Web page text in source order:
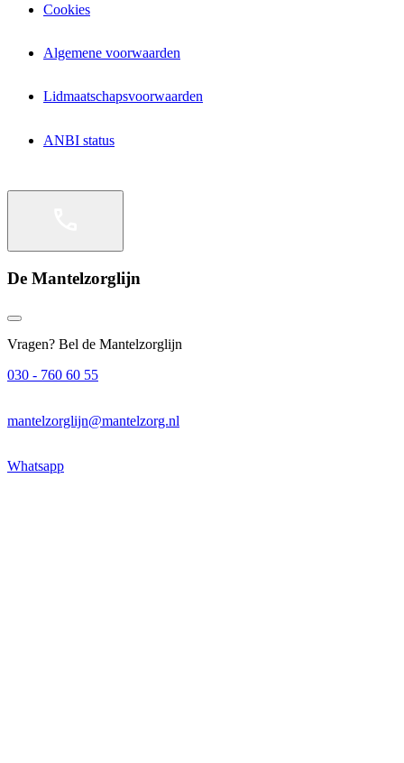
Cookies
Algemene voorwaarden
Lidmaatschapsvoorwaarden
ANBI status
De Mantelzorglijn
Vragen? Bel de Mantelzorglijn
030 - 760 60 55
mantelzorglijn@mantelzorg.nl
Whatsapp